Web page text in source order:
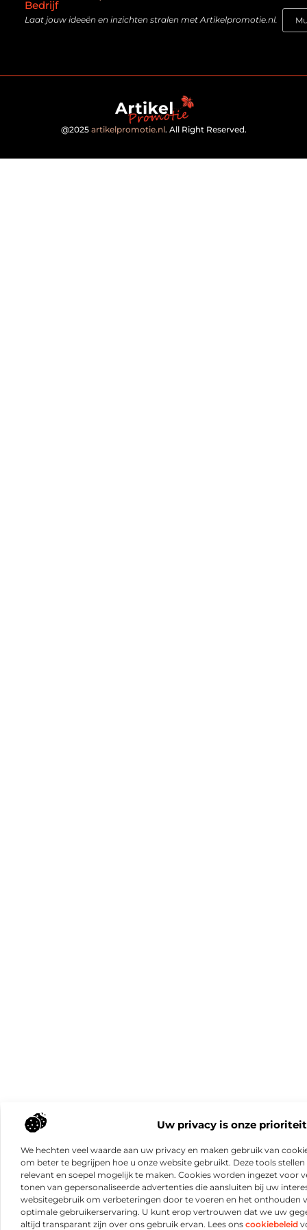
Uw privacy is onze prioriteit
We hechten veel waarde aan uw privacy en maken gebruik van
om beter te begrijpen hoe u onze website gebruikt. Deze tools
relevant en soepel mogelijk te maken. Cookies worden ingezet voor
tonen van gepersonaliseerde advertenties die aansluiten bij uw
websitegebruik om verbeteringen door te voeren en het onthouden
optimale gebruikerservaring. U kunt erop vertrouwen dat we uw
altijd transparant zijn over ons gebruik ervan. Lees ons cookiebeleid
Bedrijf
Laat jouw ideeën en inzichten stralen met Artikelpromotie.nl.
@2025 artikelpromotie.nl. All Right Reserved.